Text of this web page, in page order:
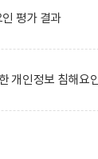
평가 결과
개인정보 침해요